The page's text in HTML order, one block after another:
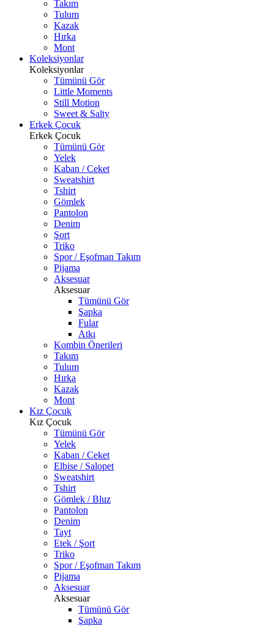
Takım
Tulum
Kazak
Hırka
Mont
Koleksiyonlar
Koleksiyonlar
Tümünü Gör
Little Moments
Still Motion
Sweet & Salty
Erkek Çocuk
Erkek Çocuk
Tümünü Gör
Yelek
Kaban / Ceket
Sweatshirt
Tshirt
Gömlek
Pantolon
Denim
Şort
Triko
Spor / Eşofman Takım
Pijama
Aksesuar
Aksesuar
Tümünü Gör
Şapka
Fular
Atkı
Kombin Önerileri
Takım
Tulum
Hırka
Kazak
Mont
Kız Çocuk
Kız Çocuk
Tümünü Gör
Yelek
Kaban / Ceket
Elbise / Salopet
Sweatshirt
Tshirt
Gömlek / Bluz
Pantolon
Denim
Tayt
Etek / Şort
Triko
Spor / Eşofman Takım
Pijama
Aksesuar
Aksesuar
Tümünü Gör
Şapka